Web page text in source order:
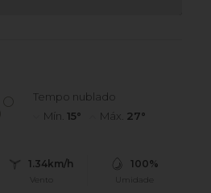
Tempo nublado
Mín.15° Máx. 27°
1.34km/h
Vento
100%
Umidade